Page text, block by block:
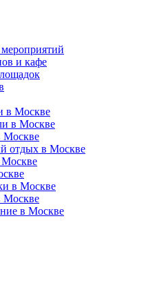
и кафе
в Москве
в Москве
Москве
отдых в Москве
Москве
в Москве
Москве
в Москве